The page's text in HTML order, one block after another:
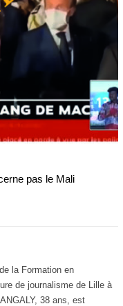
pas le Mali
la Formation en
de journalisme de Lille à
38 ans, est